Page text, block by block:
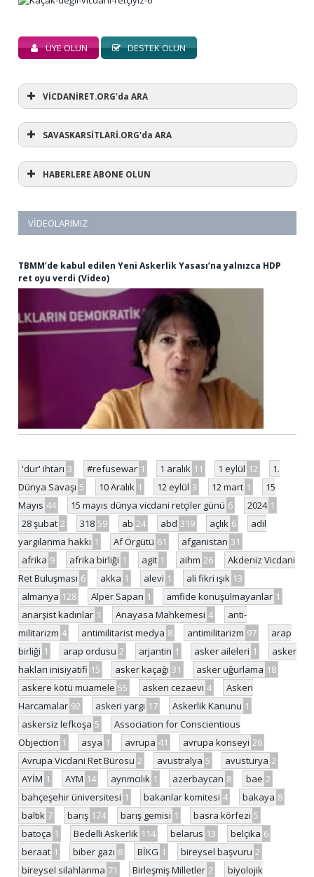
ÜYE OLUN DESTEK OLUN
VİCDANİRET.ORG'da ARA
SAVASKARSİTLARİ.ORG'da ARA
HABERLERE ABONE OLUN
VIDEOLARIMIZ
TBMM’de kabul edilen Yeni Askerlik Yasası’na yalnızca HDP
ret oyu verdi (Video)
'dur' ihtarı 3 #refusewar 1 1 aralık 11 1 eylül 12
1.
Dünya Savaşı 5 10 Aralık 1 12 eylül 3 12 mart 1
15
Mayıs 44 15 mayıs dünya vicdani retçiler günü 6 2024 1
28 şubat 2 318 59 ab 24 abd 319 açlık 6
adil
yargılanma hakkı 1 Af Örgütü 61 afganistan 31
afrika 9 afrika birliği 1 agit 1 aihm 26
Akdeniz Vicdani
Ret Buluşması 6 akka 1 alevi 1 ali fikri ışık 13
almanya 128 Alper Sapan 1 amfide konuşulmayanlar 1
anarşist kadınlar 1 Anayasa Mahkemesi 4
anti-
militarizm 4 antimilitarist medya 8 antimilitarizm 97
arap
birliği 1 arap ordusu 2 arjantin 1 asker aileleri 1
asker
hakları inisiyatifi 15 asker kaçağı 31 asker uğurlama 18
askere kötü muamele 55 askeri cezaevi 4
Askeri
Harcamalar 92 askeri yargı 17 Askerlik Kanunu 1
askersiz lefkoşa 5
Association for Conscientious
Objection 1 asya 1 avrupa 41 avrupa konseyi 26
Avrupa Vicdani Ret Bürosu 2 avustralya 5 avusturya 2
AYİM 1 AYM 14 ayrımcılık 1 azerbaycan 8 bae 2
bahçeşehir üniversitesi 1 bakanlar komitesi 4 bakaya 8
baltık 7 barış 174 barış gemisi 1 basra körfezi 5
batoça 1 Bedelli Askerlik 114 belarus 13 belçika 6
beraat 1 biber gazı 8 BİKG 1 bireysel başvuru 2
bireysel silahlanma 71 Birleşmiş Milletler 2
biyolojik